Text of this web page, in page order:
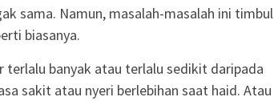
sama. Namun, masalah-masalah ini timbul
biasanya.
terlalu banyak atau terlalu sedikit daripada
sakit atau nyeri berlebihan saat haid. Atau